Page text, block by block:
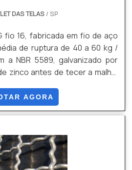
DAS TELAS/ SP
fio 16, fabricada em fio de aço
de ruptura de 40 a 60 kg /
a NBR 5589, galvanizado por
zinco antes de tecer a malha,
AGORA